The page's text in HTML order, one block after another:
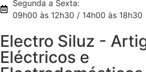
Segunda a Sexta:
09h00 às 12h30 / 14h00 às 18h30
Electro Siluz -
Eléctricos e